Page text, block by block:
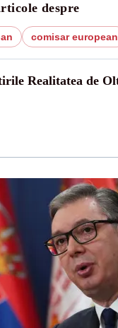
despre
comisar european
Realitatea de